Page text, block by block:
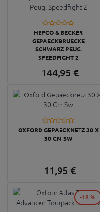
HEPCO & BECKER
GEPAECKBRUECKE
SCHWARZ PEUG.
SPEEDFIGHT 2
144,95 €
OXFORD GEPAECKNETZ 30 X
30 CM SW
11,95 €
-18 %